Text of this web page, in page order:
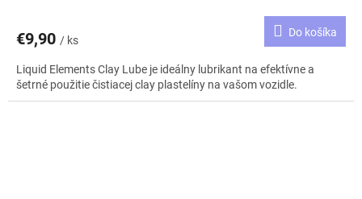
€9,90 / ks
Do košíka
Liquid Elements Clay Lube je ideálny lubrikant na efektívne a
šetrné použitie čistiacej clay plastelíny na vašom vozidle.